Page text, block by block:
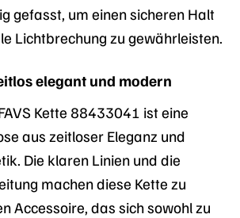
gefasst, um einen sicheren Halt
Lichtbrechung zu gewährleisten.
elegant und modern
Kette 88433041 ist eine
aus zeitloser Eleganz und
Die klaren Linien und die
machen diese Kette zu
Accessoire, das sich sowohl zu